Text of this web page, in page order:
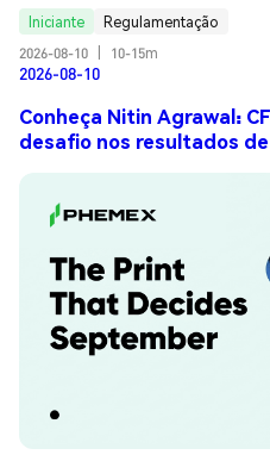
Iniciante
Regulamentação
2026-08-10
10-15m
2026-08-10
Conheça Nitin Agrawal:
desafio nos resultados